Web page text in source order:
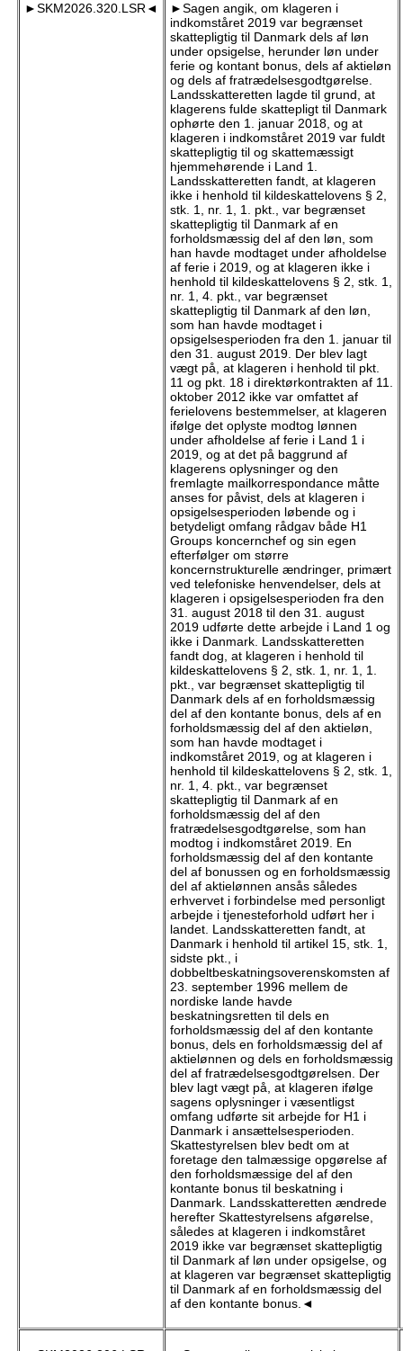
►SKM2026.320.LSR◄
►Sagen angik, om klageren i
indkomståret 2019 var begrænset
skattepligtig til Danmark dels af løn
under opsigelse, herunder løn under
ferie og kontant bonus, dels af aktieløn
og dels af fratrædelsesgodtgørelse.
Landsskatteretten lagde til grund, at
klagerens fulde skattepligt til Danmark
ophørte den 1. januar 2018, og at
klageren i indkomståret 2019 var fuldt
skattepligtig til og skattemæssigt
hjemmehørende i Land 1.
Landsskatteretten fandt, at klageren
ikke i henhold til kildeskattelovens § 2,
stk. 1, nr. 1, 1. pkt., var begrænset
skattepligtig til Danmark af en
forholdsmæssig del af den løn, som
han havde modtaget under afholdelse
af ferie i 2019, og at klageren ikke i
henhold til kildeskattelovens § 2, stk. 1,
nr. 1, 4. pkt., var begrænset
skattepligtig til Danmark af den løn,
som han havde modtaget i
opsigelsesperioden fra den 1. januar til
den 31. august 2019. Der blev lagt
vægt på, at klageren i henhold til pkt.
11 og pkt. 18 i direktørkontrakten af 11.
oktober 2012 ikke var omfattet af
ferielovens bestemmelser, at klageren
ifølge det oplyste modtog lønnen
under afholdelse af ferie i Land 1 i
2019, og at det på baggrund af
klagerens oplysninger og den
fremlagte mailkorrespondance måtte
anses for påvist, dels at klageren i
opsigelsesperioden løbende og i
betydeligt omfang rådgav både H1
Groups koncernchef og sin egen
efterfølger om større
koncernstrukturelle ændringer, primært
ved telefoniske henvendelser, dels at
klageren i opsigelsesperioden fra den
31. august 2018 til den 31. august
2019 udførte dette arbejde i Land 1 og
ikke i Danmark. Landsskatteretten
fandt dog, at klageren i henhold til
kildeskattelovens § 2, stk. 1, nr. 1, 1.
pkt., var begrænset skattepligtig til
Danmark dels af en forholdsmæssig
del af den kontante bonus, dels af en
forholdsmæssig del af den aktieløn,
som han havde modtaget i
indkomståret 2019, og at klageren i
henhold til kildeskattelovens § 2, stk. 1,
nr. 1, 4. pkt., var begrænset
skattepligtig til Danmark af en
forholdsmæssig del af den
fratrædelsesgodtgørelse, som han
modtog i indkomståret 2019. En
forholdsmæssig del af den kontante
del af bonussen og en forholdsmæssig
del af aktielønnen ansås således
erhvervet i forbindelse med personligt
arbejde i tjenesteforhold udført her i
landet. Landsskatteretten fandt, at
Danmark i henhold til artikel 15, stk. 1,
sidste pkt., i
dobbeltbeskatningsoverenskomsten af
23. september 1996 mellem de
nordiske lande havde
beskatningsretten til dels en
forholdsmæssig del af den kontante
bonus, dels en forholdsmæssig del af
aktielønnen og dels en forholdsmæssig
del af fratrædelsesgodtgørelsen. Der
blev lagt vægt på, at klageren ifølge
sagens oplysninger i væsentligst
omfang udførte sit arbejde for H1 i
Danmark i ansættelsesperioden.
Skattestyrelsen blev bedt om at
foretage den talmæssige opgørelse af
den forholdsmæssige del af den
kontante bonus til beskatning i
Danmark. Landsskatteretten ændrede
herefter Skattestyrelsens afgørelse,
således at klageren i indkomståret
2019 ikke var begrænset skattepligtig
til Danmark af løn under opsigelse, og
at klageren var begrænset skattepligtig
til Danmark af en forholdsmæssig del
af den kontante bonus.◄